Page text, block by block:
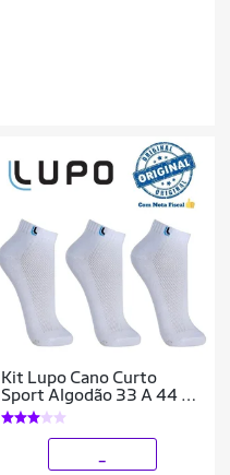
Kit Lupo Cano Curto
Sport Algodão 33 A 44 3
Pares De Meias